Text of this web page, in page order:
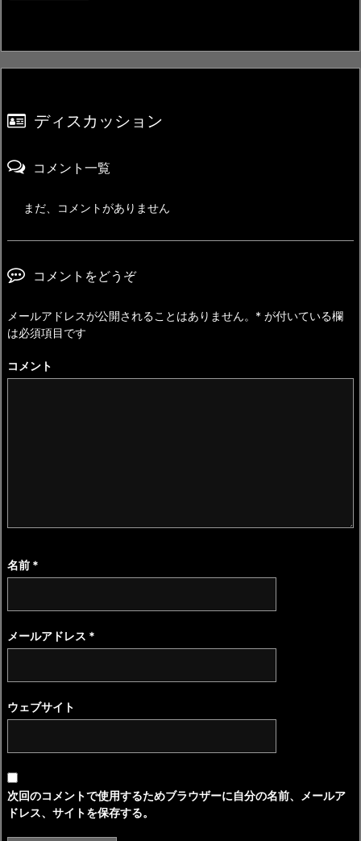
ディスカッション
コメント一覧
まだ、コメントがありません
コメントをどうぞ
メールアドレスが公開されることはありません。 * が付いている欄
は必須項目です
コメント
名前 *
メールアドレス *
ウェブサイト
次回のコメントで使用するためブラウザーに自分の名前、メールア
ドレス、サイトを保存する。